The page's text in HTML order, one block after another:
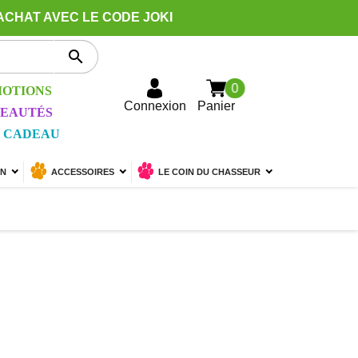
AVEC LE CODE JOKI

CADEAU
Connexion Panier
0
ACCESSOIRES LE COIN DU CHASSEUR